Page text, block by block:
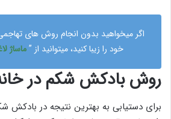
اگر میخواهید بدون انجام روش های
خود را زیبا کنید، میتوانید از ”ماساژ
روش بادکش شکم در
برای دستیابی به بهترین نتیجه در بادکش